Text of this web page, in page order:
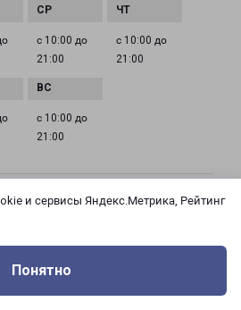
и сервисы Яндекс.Метрика, Рейтинг
Понятно
с 10:00 до
21:00
с 10:00 до
21:00
с 10:00 до
21:00
3
район, улица
3